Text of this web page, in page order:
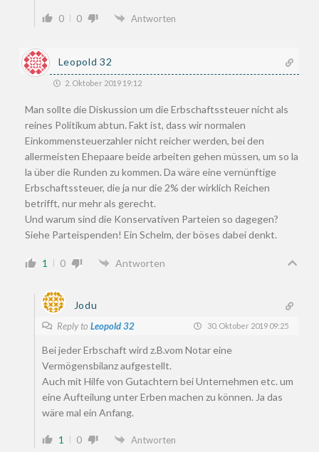
0 0 Antworten
Leopold 32
2. Oktober 2019 19:12
Man sollte die Diskussion um die Erbschaftssteuer nicht als
reines Politikum abtun. Fakt ist, dass wir normalen
Einkommensteuerzahler nicht reicher werden, bei den
allermeisten Ehepaare beide arbeiten gehen müssen, um so la
la über die Runden zu kommen. Da wäre eine vernünftige
Erbschaftssteuer, die ja nur die 2% der wirklich Reichen
betrifft, nur mehr als gerecht.
Und warum sind die Konservativen Parteien so dagegen?
Siehe Parteispenden! Ein Schelm, der böses dabei denkt.
1 0 Antworten
Jodu
Reply to Leopold 32 30. Oktober 2019 09:25
Bei jeder Erbschaft wird z.B.vom Notar eine
Vermögensbilanz aufgestellt.
Auch mit Hilfe von Gutachtern bei Unternehmen etc. um
eine Aufteilung unter Erben machen zu können. Ja das
wäre mal ein Anfang.
1 0 Antworten